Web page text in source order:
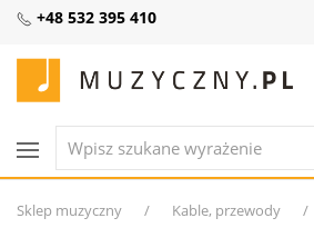
+48 532 395 410
Sklep muzyczny Kable, przewody